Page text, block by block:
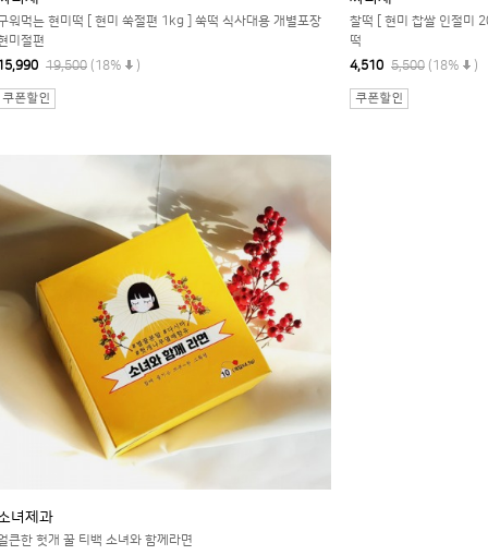
워먹는 현미떡 [ 현미 쑥절편 1kg ] 쑥떡 식사대용 개별포장
미절편
19,500 (18% )
찰떡 [ 현미 찹쌀 인절미
떡
4,510 5,500 (18% )
녀제과
큰한 헛개 꿀 티백 소녀와 함께라면